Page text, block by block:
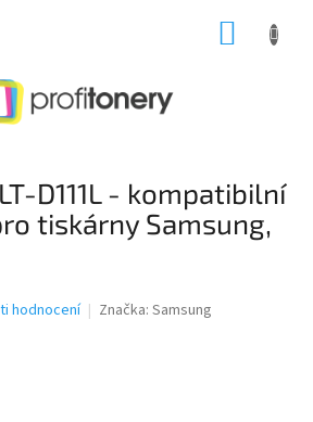
D111L - kompatibilní
tiskárny Samsung,
hodnocení Značka: Samsung